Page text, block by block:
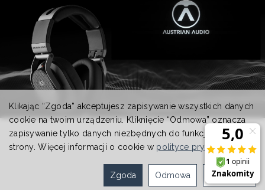
Klikając “Zgoda” akceptujesz zapisywanie wszystkich danych
cookie na twoim urządzeniu. Kliknięcie “Odmowa” oznacza
zapisywanie tylko danych niezbędnych do funkcjonowania
strony. Więcej informacji o cookie w polityce prywatności.
Ustawienia
Odmowa
Zgoda